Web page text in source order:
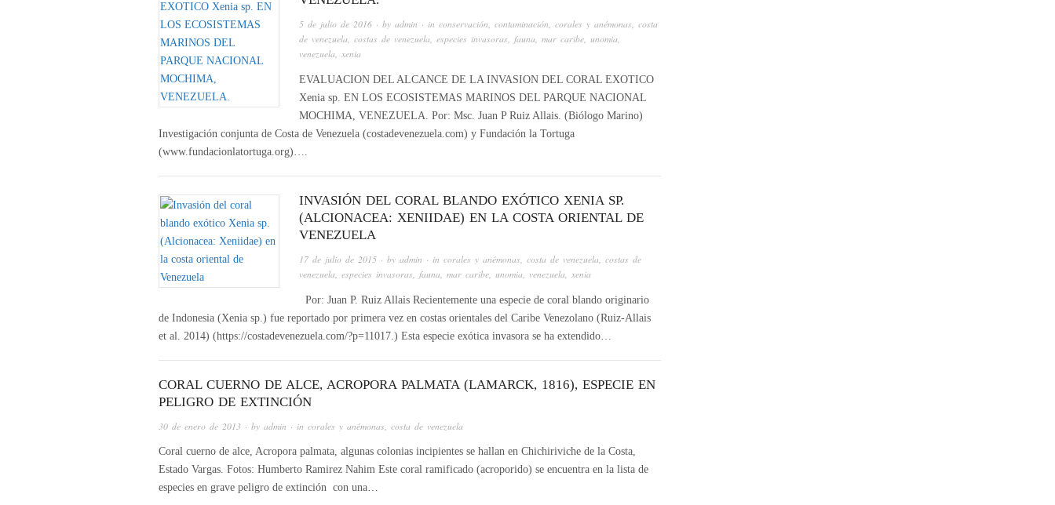
5 de julio de 2016 · by admin · in conservación, contaminación, corales y anémonas, costa
de venezuela, costas de venezuela, especies invasoras, fauna, mar caribe, unomia,
venezuela, xenia
EVALUACION DEL ALCANCE DE LA INVASION DEL CORAL EXOTICO
Xenia sp. EN LOS ECOSISTEMAS MARINOS DEL PARQUE NACIONAL
MOCHIMA, VENEZUELA. Por: Msc. Juan P Ruiz Allais. (Biólogo Marino)
Investigación conjunta de Costa de Venezuela (costadevenezuela.com) y Fundación la Tortuga
(www.fundacionlatortuga.org)….
INVASIÓN DEL CORAL BLANDO EXÓTICO XENIA SP.
(ALCIONACEA: XENIIDAE) EN LA COSTA ORIENTAL DE
VENEZUELA
17 de julio de 2015 · by admin · in corales y anémonas, costa de venezuela, costas de
venezuela, especies invasoras, fauna, mar caribe, unomia, venezuela, xenia
Por: Juan P. Ruiz Allais Recientemente una especie de coral blando originario
de Indonesia (Xenia sp.) fue reportado por primera vez en costas orientales del Caribe Venezolano (Ruiz-Allais
et al. 2014) (https://costadevenezuela.com/?p=11017.) Esta especie exótica invasora se ha extendido…
CORAL CUERNO DE ALCE, ACROPORA PALMATA (LAMARCK, 1816), ESPECIE EN
PELIGRO DE EXTINCIÓN
30 de enero de 2013 · by admin · in corales y anémonas costa de venezuela
Coral cuerno de alce, Acropora palmata, algunas colonias incipientes se hallan en Chichiriviche de la Costa,
Estado Vargas. Fotos: Humberto Ramirez Nahim Este coral ramificado (acroporido) se encuentra en la lista de
especies en grave peligro de extinción con una…